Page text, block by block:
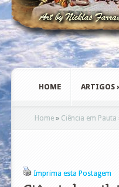
HOME ARTIGOS
Home » Ciência em Pauta
Imprima esta Postagem